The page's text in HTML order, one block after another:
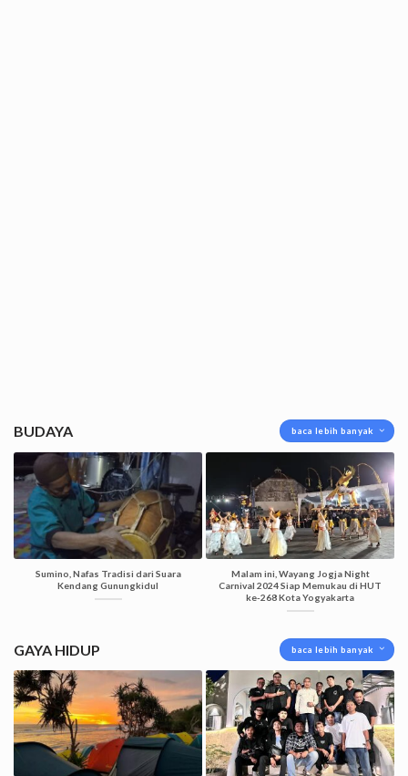
BUDAYA baca lebih banyak
Sumino, Nafas Tradisi dari Suara
Kendang Gunungkidul
Malam ini, Wayang Jogja Night
Carnival 2024 Siap Memukau di HUT
ke-268 Kota Yogyakarta
GAYA HIDUP baca lebih banyak